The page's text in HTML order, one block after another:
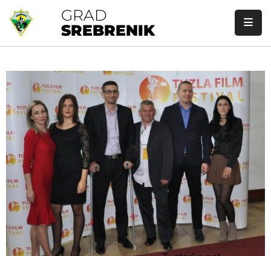
GRAD
SREBRENIK
Gradska
Uprava
Gradonačelnik
Gradsko
Vijeće
O
Srebreniku
Javne
Nabavke